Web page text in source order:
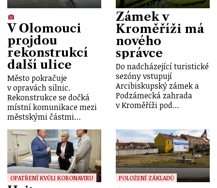
V Olomouci
projdou
rekonstrukcí
další ulice
Město pokračuje
v opravách silnic.
Rekonstrukce se dočká
místní komunikace mezi
městskými částmi…
Zámek v
Kroměříži má
nového
správce
Do nadcházející turistické
sezóny vstupují
Arcibiskupský zámek a
Podzámecká zahrada
v Kroměříži pod…
OPATŘENÍ KVŮLI KORONAVIRU POLOŽENÍ ZÁKLADŮ